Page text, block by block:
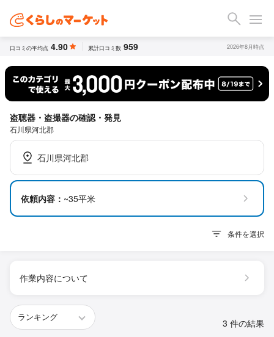
口コミの平均点 4.90 累計口コミ数 959 2026年8月時点
盗聴器・盗撮器の確認・発見
石川県河北郡
石川県河北郡
依頼内容： ~35平米
条件を選択
作業内容について
3 件の結果